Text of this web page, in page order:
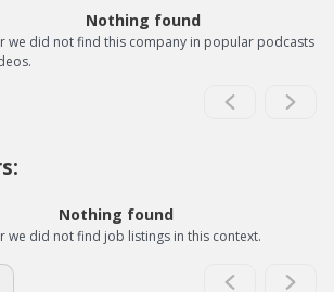
Nothing found
we did not find this company in popular podcasts
Nothing found
we did not find job listings in this context.